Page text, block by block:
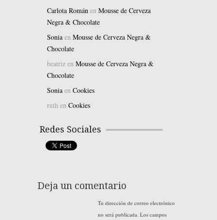
Carlota Román en Mousse de Cerveza
Negra & Chocolate
Soniaen Mousse de Cerveza Negra &
Chocolate
beatrizen Mousse de Cerveza Negra &
Chocolate
Soniaen Cookies
ruth en Cookies
Redes Sociales
Deja un comentario
Tu dirección de correo electrónico
no será publicada. Los campos